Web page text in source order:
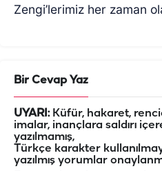
Zengi’lerimiz her zaman
Bir Cevap Yaz
UYARI:Küfür, hakaret,
imalar, inançlara saldırı
yazılmamış,
Türkçe karakter
yazılmış yorumlar